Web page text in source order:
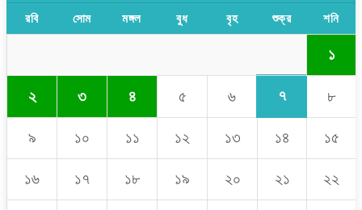
রবি সোম মঙ্গল বুধ বৃহ শুক্র শনি
১
২ ৩ ৪ ৫ ৬ ৭ ৮
৯ ১০ ১১ ১২ ১৩ ১৪ ১৫
১৬ ১৭ ১৮ ১৯ ২০ ২১ ২২